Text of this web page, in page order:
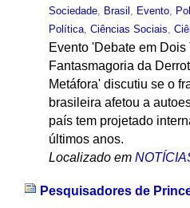
Sociedade, Brasil Evento,
Política, Ciências Sociais
Evento 'Debate em Dois
Fantasmagoria da
Metáfora' discutiu se o
brasileira afetou a
país tem projetado
últimos anos.
Localizado em
Pesquisadores de